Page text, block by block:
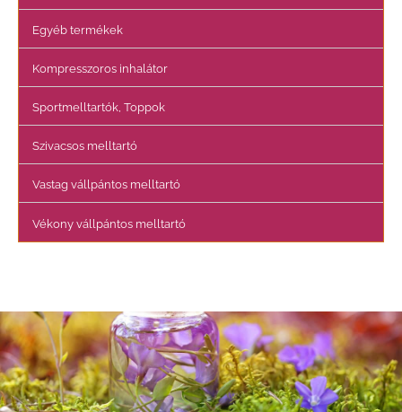
Egyéb termékek
Kompresszoros inhalátor
Sportmelltartók, Toppok
Szivacsos melltartó
Vastag vállpántos melltartó
Vékony vállpántos melltartó